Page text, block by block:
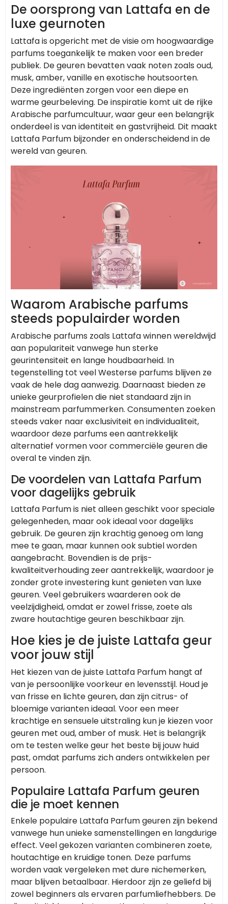
De oorsprong van Lattafa en de
luxe geurnoten
Lattafa is opgericht met de visie om hoogwaardige
parfums toegankelijk te maken voor een breder
publiek. De geuren bevatten vaak noten zoals oud,
musk, amber, vanille en exotische houtsoorten.
Deze ingrediënten zorgen voor een diepe en
warme geurbeleving. De inspiratie komt uit de rijke
Arabische parfumcultuur, waar geur een belangrijk
onderdeel is van identiteit en gastvrijheid. Dit maakt
Lattafa Parfum bijzonder en onderscheidend in de
wereld van geuren.
Waarom Arabische parfums
steeds populairder worden
Arabische parfums zoals Lattafa winnen wereldwijd
aan populariteit vanwege hun sterke
geurintensiteit en lange houdbaarheid. In
tegenstelling tot veel Westerse parfums blijven ze
vaak de hele dag aanwezig. Daarnaast bieden ze
unieke geurprofielen die niet standaard zijn in
mainstream parfummerken. Consumenten zoeken
steeds vaker naar exclusiviteit en individualiteit,
waardoor deze parfums een aantrekkelijk
alternatief vormen voor commerciële geuren die
overal te vinden zijn.
De voordelen van Lattafa Parfum
voor dagelijks gebruik
Lattafa Parfum is niet alleen geschikt voor speciale
gelegenheden, maar ook ideaal voor dagelijks
gebruik. De geuren zijn krachtig genoeg om lang
mee te gaan, maar kunnen ook subtiel worden
aangebracht. Bovendien is de prijs-
kwaliteitverhouding zeer aantrekkelijk, waardoor je
zonder grote investering kunt genieten van luxe
geuren. Veel gebruikers waarderen ook de
veelzijdigheid, omdat er zowel frisse, zoete als
zware houtachtige geuren beschikbaar zijn.
Hoe kies je de juiste Lattafa geur
voor jouw stijl
Het kiezen van de juiste Lattafa Parfum hangt af
van je persoonlijke voorkeur en levensstijl. Houd je
van frisse en lichte geuren, dan zijn citrus- of
bloemige varianten ideaal. Voor een meer
krachtige en sensuele uitstraling kun je kiezen voor
geuren met oud, amber of musk. Het is belangrijk
om te testen welke geur het beste bij jouw huid
past, omdat parfums zich anders ontwikkelen per
persoon.
Populaire Lattafa Parfum geuren
die je moet kennen
Enkele populaire Lattafa Parfum geuren zijn bekend
vanwege hun unieke samenstellingen en langdurige
effect. Veel gekozen varianten combineren zoete,
houtachtige en kruidige tonen. Deze parfums
worden vaak vergeleken met dure nichemerken,
maar blijven betaalbaar. Hierdoor zijn ze geliefd bij
zowel beginners als ervaren parfumliefhebbers. De